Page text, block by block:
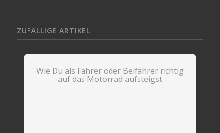
ZUFÄLLIGE ARTIKEL
Wie Du als Fahrer oder Beifahrer richtig
auf das Motorrad aufsteigst